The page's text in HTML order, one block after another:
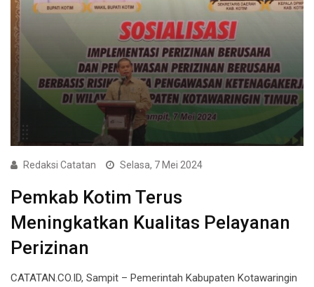
Redaksi Catatan Selasa, 7 Mei 2024
Pemkab Kotim Terus
Meningkatkan Kualitas Pelayanan
Perizinan
CATATAN.CO.ID, Sampit – Pemerintah Kabupaten Kotawaringin